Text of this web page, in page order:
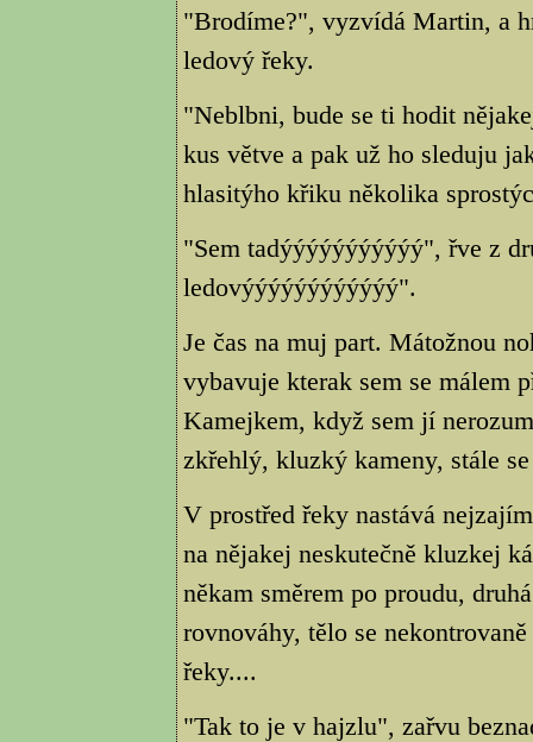
"Brodíme?", vyzvídá Martin, a
ledový řeky.
"Neblbni, bude se ti hodit
kus větve a pak už ho sleduju
hlasitýho křiku několika
"Sem tadýýýýýýýýýýý", řve z
ledovýýýýýýýýýýýý".
Je čas na muj part. Mátožnou
vybavuje kterak sem se málem
Kamejkem, když sem jí
zkřehlý, kluzký kameny, stále
V prostřed řeky nastává
na nějakej neskutečně kluzkej
někam směrem po proudu,
rovnováhy, tělo se
řeky....
"Tak to je v hajzlu", zařvu